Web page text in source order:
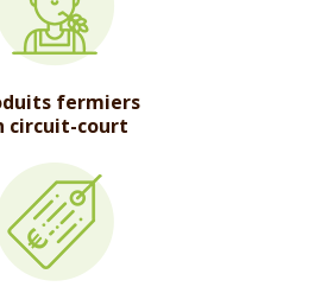
fermiers
circuit-court